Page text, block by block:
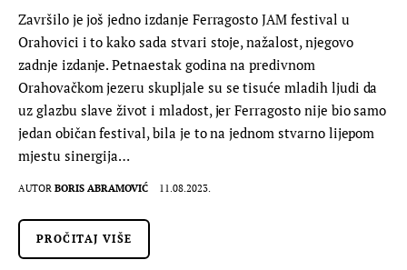
Završilo je još jedno izdanje Ferragosto JAM festival u
Orahovici i to kako sada stvari stoje, nažalost, njegovo
zadnje izdanje. Petnaestak godina na predivnom
Orahovačkom jezeru skupljale su se tisuće mladih ljudi da
uz glazbu slave život i mladost, jer Ferragosto nije bio samo
jedan običan festival, bila je to na jednom stvarno lijepom
mjestu sinergija…
AUTOR BORIS ABRAMOVIĆ 11.08.2023.
PROČITAJ VIŠE